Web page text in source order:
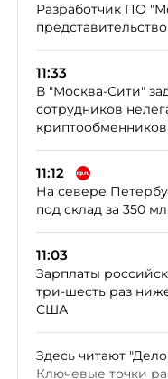
Разработчик ПО
11:33
В "Москва-Сити"
сотрудников
криптообменников
11:12
На севере
под склад за 350
11:03
Зарплаты
три-шесть раз
США
Здесь читают
Ключевые точки